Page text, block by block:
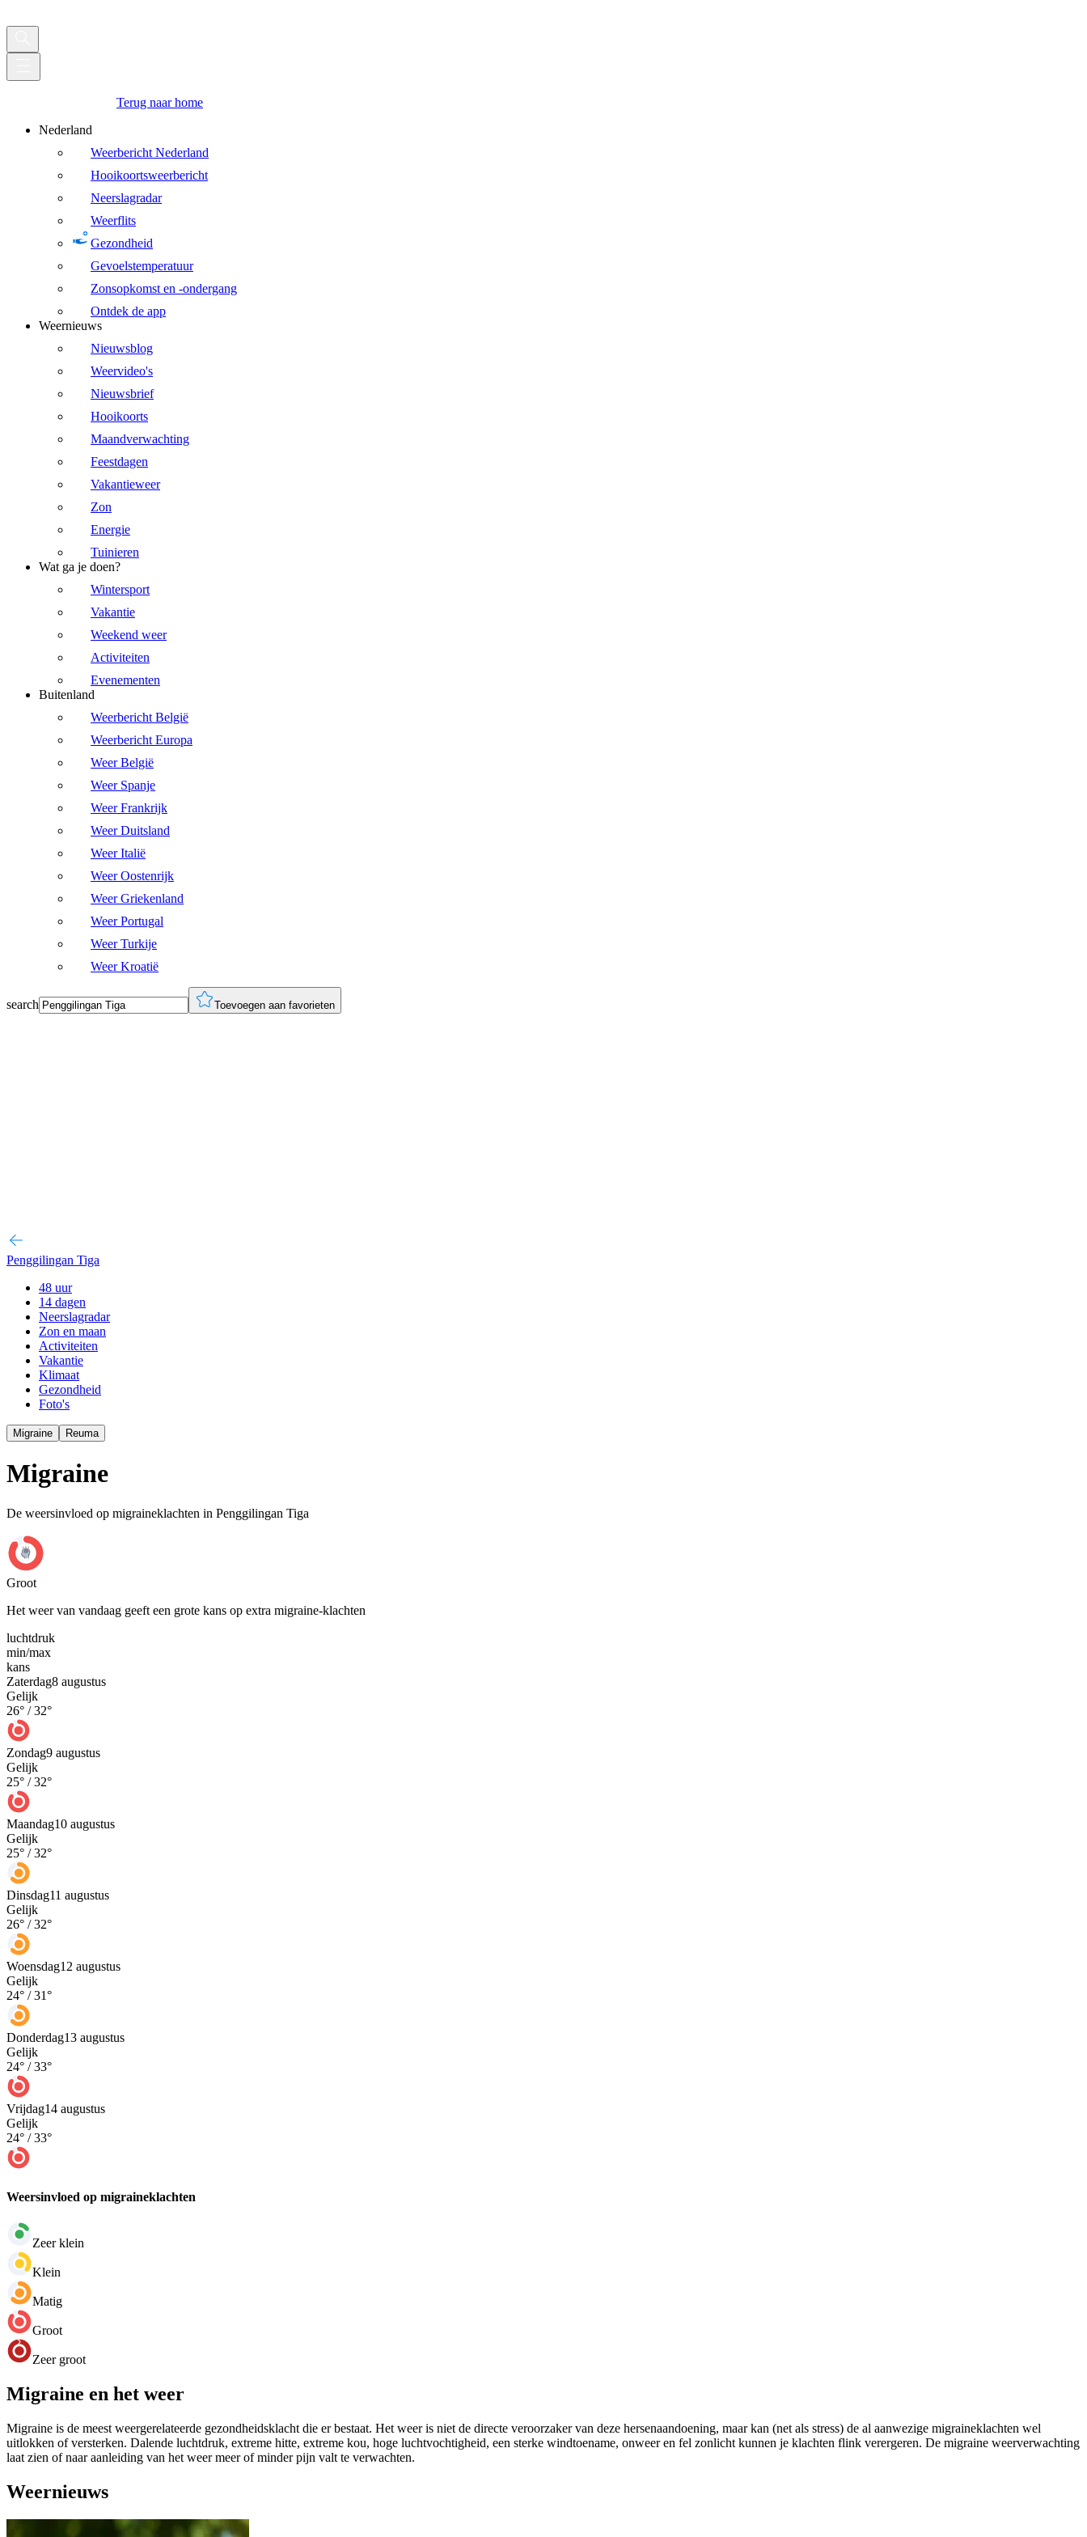
Terug naar home
Nederland
Weerbericht Nederland
Hooikoortsweerbericht
Neerslagradar
Weerflits
Gezondheid
Gevoelstemperatuur
Zonsopkomst en -ondergang
Ontdek de app
Weernieuws
Nieuwsblog
Weervideo's
Nieuwsbrief
Hooikoorts
Maandverwachting
Feestdagen
Vakantieweer
Zon
Energie
Tuinieren
Wat ga je doen?
Wintersport
Vakantie
Weekend weer
Activiteiten
Evenementen
Buitenland
Weerbericht België
Weerbericht Europa
Weer België
Weer Spanje
Weer Frankrijk
Weer Duitsland
Weer Italië
Weer Oostenrijk
Weer Griekenland
Weer Portugal
Weer Turkije
Weer Kroatië
search Toevoegen aan favorieten
Penggilingan Tiga
48 uur
14 dagen
Neerslagradar
Zon en maan
Activiteiten
Vakantie
Klimaat
Gezondheid
Foto's
Migraine Reuma
Migraine
De weersinvloed op migraineklachten in Penggilingan Tiga
Groot
Het weer van vandaag geeft een grote kans op extra migraine-klachten
luchtdruk
min/max
kans
Zaterdag8 augustus
Gelijk
26° /32°
Zondag9 augustus
Gelijk
25° /32°
Maandag10 augustus
Gelijk
25° /32°
Dinsdag11 augustus
Gelijk
26° /32°
Woensdag12 augustus
Gelijk
24° /31°
Donderdag13 augustus
Gelijk
24° /33°
Vrijdag14 augustus
Gelijk
24° /33°
Weersinvloed op migraineklachten
Zeer klein
Klein
Matig
Groot
Zeer groot
Migraine en het weer
Migraine is de meest weergerelateerde gezondheidsklacht die er bestaat. Het weer is niet de directe veroorzaker van deze hersenaandoening, maar kan (net als stress) de al aanwezige migraineklachten wel
uitlokken of versterken. Dalende luchtdruk, extreme hitte, extreme kou, hoge luchtvochtigheid, een sterke windtoename, onweer en fel zonlicht kunnen je klachten flink verergeren. De migraine weerverwachting
laat zien of naar aanleiding van het weer meer of minder pijn valt te verwachten.
Weernieuws